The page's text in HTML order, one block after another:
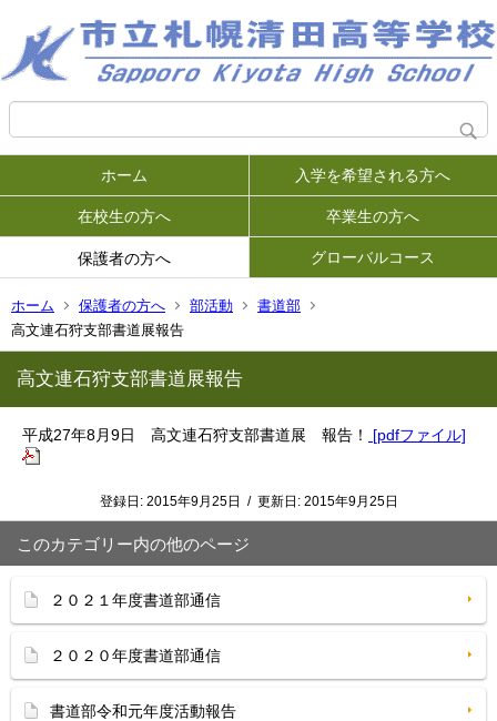
ホーム 入学を希望される方へ
在校生の方へ 卒業生の方へ
保護者の方へ グローバルコース
ホーム 保護者の方へ 部活動
書道部
高文連石狩支部書道展報告
高文連石狩支部書道展報告
平成27年8月9日 高文連石狩支部書道展 報告！ [pdfファイル]
登録日: 2015年9月25日 / 更新日: 2015年9月25日
このカテゴリー内の他のページ
２０２１年度書道部通信
２０２０年度書道部通信
書道部令和元年度活動報告